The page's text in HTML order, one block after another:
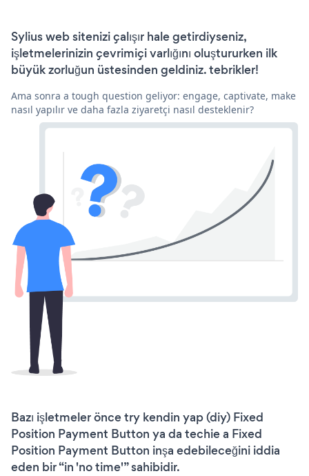
Sylius web sitenizi çalışır hale getirdiyseniz,
işletmelerinizin çevrimiçi varlığını oluştururken ilk
büyük zorluğun üstesinden geldiniz. tebrikler!
Ama sonra a tough question geliyor: engage, captivate, make
nasıl yapılır ve daha fazla ziyaretçi nasıl desteklenir?
Bazı işletmeler önce try kendin yap (diy) Fixed
Position Payment Button ya da techie a Fixed
Position Payment Button inşa edebileceğini iddia
eden bir “in 'no time'” sahibidir.